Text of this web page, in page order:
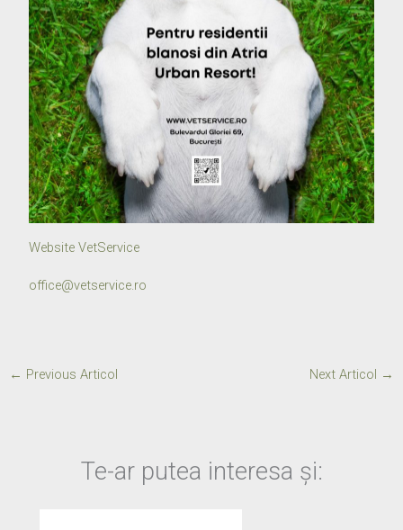
Website VetService
office@vetservice.ro
← Previous Articol Next Articol →
Te-ar putea interesa și: